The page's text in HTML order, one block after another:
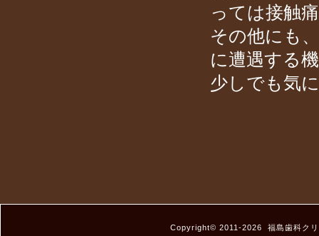
っては接触
その他にも
に遭遇する
少しでも気
Copyright© 2011-2026 福島歯科ク